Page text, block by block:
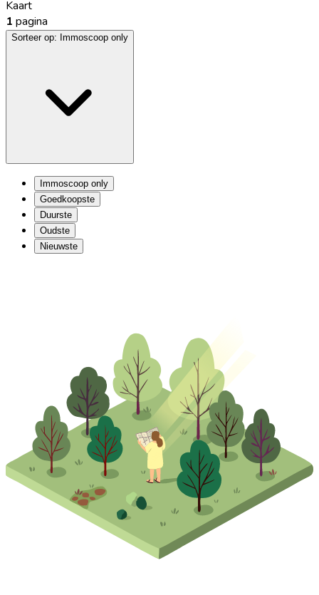
Kaart
1 pagina
Sorteer op: Immoscoop only
Immoscoop only
Goedkoopste
Duurste
Oudste
Nieuwste